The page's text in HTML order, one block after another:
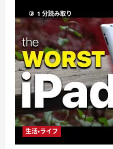
1 分読み取り
生活・ライフ